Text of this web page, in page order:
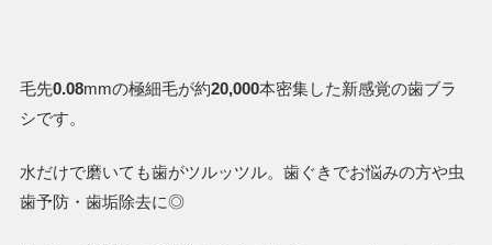
毛先0.08mmの極細毛が約20,000本密集した新感覚の歯ブラ
シです。
水だけで磨いても歯がツルッツル。歯ぐきでお悩みの方や虫
歯予防・歯垢除去に◎